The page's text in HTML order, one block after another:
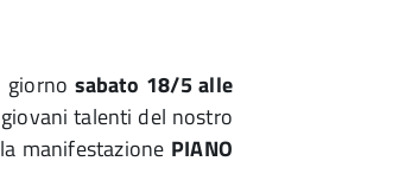
giorno sabato 18/5 alle
talenti del nostro
manifestazione PIANO